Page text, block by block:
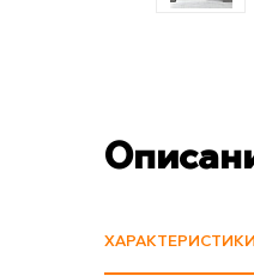
ХАРАКТЕРИСТИКИ